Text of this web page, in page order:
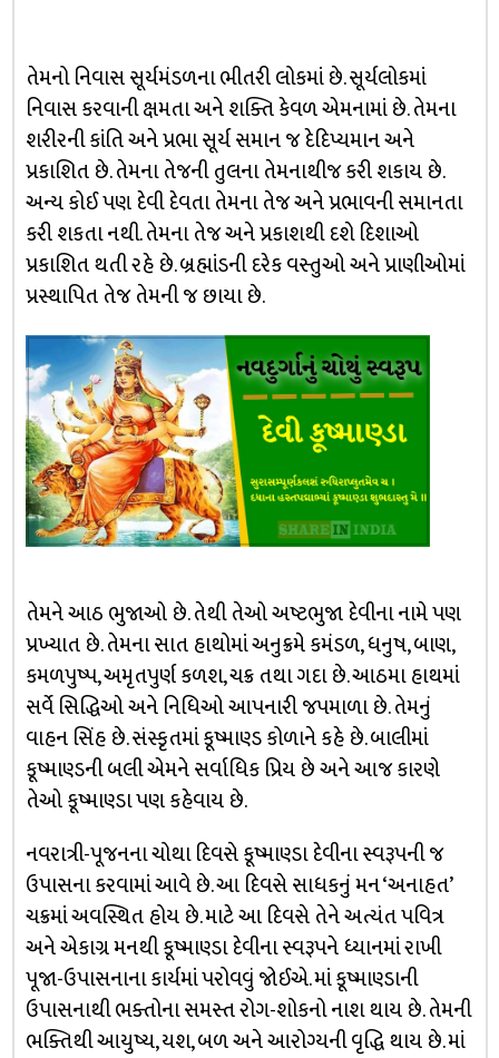
તેમનો નિવાસ સૂર્યમંડળના ભીતરી લોકમાં છે. સૂર્યલોકમાં
નિવાસ કરવાની ક્ષમતા અને શક્તિ કેવળ એમનામાં છે. તેમના
શરીરની કાંતિ અને પ્રભા સૂર્ય સમાન જ દેદિપ્યમાન અને
પ્રકાશિત છે. તેમના તેજની તુલના તેમનાથીજ કરી શકાય છે.
અન્ય કોઈ પણ દેવી દેવતા તેમના તેજ અને પ્રભાવની સમાનતા
કરી શકતા નથી. તેમના તેજ અને પ્રકાશથી દશે દિશાઓ
પ્રકાશિત થતી રહે છે. બ્રહ્માંડની દરેક વસ્તુઓ અને પ્રાણીઓમાં
પ્રસ્થાપિત તેજ તેમની જ છાયા છે.
તેમને આઠ ભુજાઓ છે. તેથી તેઓ અષ્ટભુજા દેવીના નામે પણ
પ્રખ્યાત છે. તેમના સાત હાથોમાં અનુક્રમે કમંડળ, ધનુષ, બાણ,
કમળપુષ્પ, અમૃતપુર્ણ કળશ, ચક્ર તથા ગદા છે. આઠમા હાથમાં
સર્વે સિદ્ધિઓ અને નિધિઓ આપનારી જપમાળા છે. તેમનું
વાહન સિંહ છે. સંસ્કૃતમાં કૂષ્માણ્ડ કોળાને કહે છે. બાલીમાં
કૂષ્માણ્ડની બલી એમને સર્વાધિક પ્રિય છે અને આજ કારણે
તેઓ કૂષ્માણ્ડા પણ કહેવાય છે.
નવરાત્રી-પૂજનના ચોથા દિવસે કૂષ્માણ્ડા દેવીના સ્વરૂપની જ
ઉપાસના કરવામાં આવે છે. આ દિવસે સાધકનું મન ‘અનાહત’
ચક્રમાં અવસ્થિત હોય છે. માટે આ દિવસે તેને અત્યંત પવિત્ર
અને એકાગ્ર મનથી કૂષ્માણ્ડા દેવીના સ્વરૂપને ધ્યાનમાં રાખી
પૂજા-ઉપાસનાના કાર્યમાં પરોવવું જોઈએ. માં કૂષ્માણ્ડાની
ઉપાસનાથી ભક્તોના સમસ્ત રોગ-શોકનો નાશ થાય છે. તેમની
ભક્તિથી આયુષ્ય, યશ, બળ અને આરોગ્યની વૃદ્ધિ થાય છે. માં